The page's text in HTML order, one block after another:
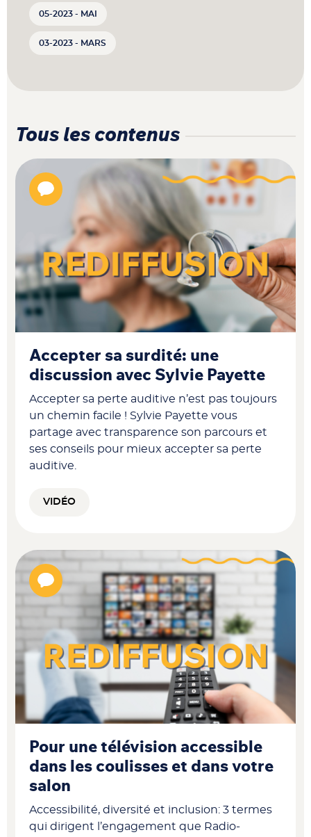
03-2023 - MARS
05-2023 - MAI
Tous les contenus
Accepter sa surdité: une
discussion avec Sylvie Payette
Accepter sa perte auditive n’est pas toujours
un chemin facile ! Sylvie Payette vous
partage avec transparence son parcours et
ses conseils pour mieux accepter sa perte
auditive.
VIDÉO
Pour une télévision accessible
dans les coulisses et dans votre
salon
Accessibilité, diversité et inclusion: 3 termes
qui dirigent l’engagement que Radio-